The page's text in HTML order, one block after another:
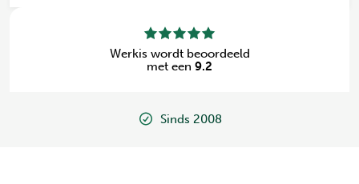
Werkis wordt beoordeeld
met een 9.2
Sinds 2008